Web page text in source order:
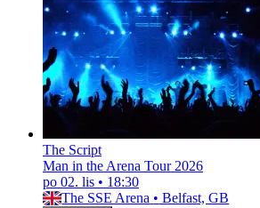
The Script
Man in the Arena Tour 2026
po 02. lis • 18:30
The SSE Arena • Belfast, GB